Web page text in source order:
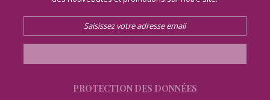
PROTECTION DES DONNÉES